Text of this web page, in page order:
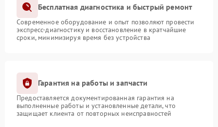
Бесплатная диагностика и быстрый ремонт
Современное оборудование и опыт позволяют провести
экспресс-диагностику и восстановление в кратчайшие
сроки, минимизируя время без устройства
Гарантия на работы и запчасти
Предоставляется документированная гарантия на
выполненные работы и установленные детали, что
защищает клиента от повторных неисправностей